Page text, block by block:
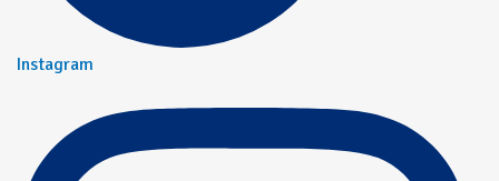
Instagram